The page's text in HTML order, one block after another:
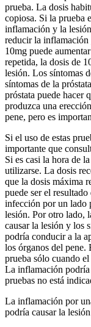
prueba. La dosis
copiosa. Si la prueba
inflamación y la
reducir la inflamación
10mg puede
repetida, la dosis de
lesión. Los síntomas
síntomas de la
próstata puede hacer
produzca una
pene, pero es
Si el uso de estas
importante que
Si es casi la hora de
utilizarse. La dosis
que la dosis máxima
puede ser el
infección por un lado
lesión. Por otro lado,
causar la lesión y los
podría conducir a la
los órganos del pene.
prueba sólo cuando
La inflamación podría
pruebas no está
La inflamación por
podría causar la